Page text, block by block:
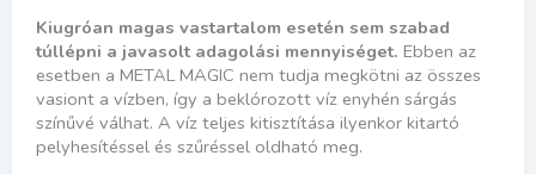
Kiugróan magas vastartalom esetén sem szabad
túllépni a javasolt adagolási mennyiséget. Ebben az
esetben a METAL MAGIC nem tudja megkötni az összes
vasiont a vízben, így a be­klórozott víz enyhén sárgás
színűvé válhat. A víz teljes kitisztítása ilyenkor kitartó
pelyhesítéssel és szűréssel oldható meg.